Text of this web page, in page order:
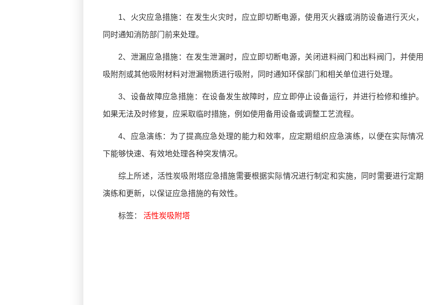
1、火灾应急措施：在发生火灾时，应立即切断电源，使用灭火器或消防设备进行灭火，
同时通知消防部门前来处理。
2、泄漏应急措施：在发生泄漏时，应立即切断电源，关闭进料阀门和出料阀门，并使用
吸附剂或其他吸附材料对泄漏物质进行吸附，同时通知环保部门和相关单位进行处理。
3、设备故障应急措施：在设备发生故障时，应立即停止设备运行，并进行检修和维护。
如果无法及时修复，应采取临时措施，例如使用备用设备或调整工艺流程。
4、应急演练：为了提高应急处理的能力和效率，应定期组织应急演练，以便在实际情况
下能够快速、有效地处理各种突发情况。
综上所述，活性炭吸附塔应急措施需要根据实际情况进行制定和实施，同时需要进行定期
演练和更新，以保证应急措施的有效性。
标签： 活性炭吸附塔